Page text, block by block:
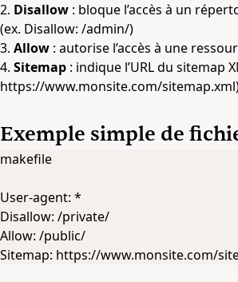
2. Disallow : bloque l’accès à un
(ex. Disallow: /admin/)
3. Allow : autorise l’accès à une
4. Sitemap : indique l’URL du sitemap
https://www.monsite.com/sitemap.xml
Exemple simple de
makefile
User-agent: *
Disallow: /private/
Allow: /public/
Sitemap: https://www.monsite.com/